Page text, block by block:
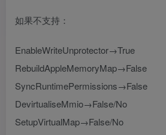
如果不支持：
EnableWriteUnprotector→True
RebuildAppleMemoryMap→False
SyncRuntimePermissions→False
DevirtualiseMmio→False/No
SetupVirtualMap→False/No